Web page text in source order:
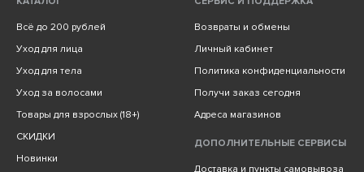
Всё до 200 рублей
Уход для лица
Уход для тела
Уход за волосами
Товары для взрослых (18+)
СКИДКИ
Новинки
Возвраты и обмены
Личный кабинет
Политика конфиденциальности
Получи заказ сегодня
Адреса магазинов
ДОПОЛНИТЕЛЬНЫЕ СЕРВИСЫ
Доставка и пункты самовывоза